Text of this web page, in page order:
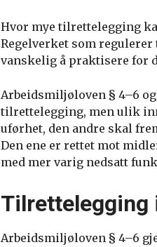
Hvor mye tilrettelegging
Regelverket som
vanskelig å praktisere for
Arbeidsmiljøloven § 4–6
tilrettelegging, men ulik
uførhet, den andre skal
Den ene er rettet mot
med mer varig nedsatt
Tilrettelegging
Arbeidsmiljøloven § 4–6